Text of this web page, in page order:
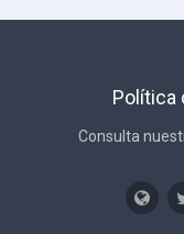
Política
Consulta